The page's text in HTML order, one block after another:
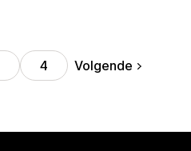
4 Volgende